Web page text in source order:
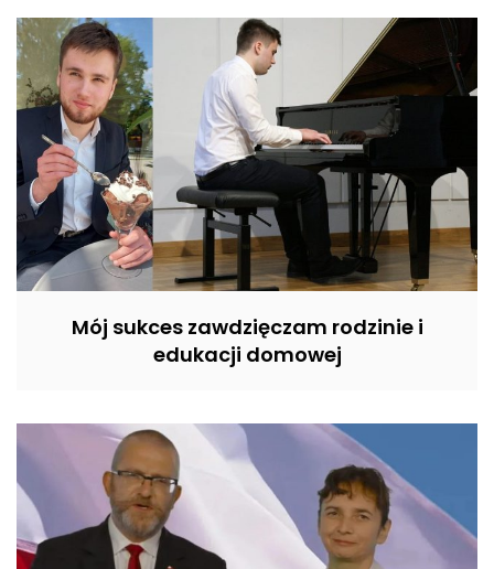
Mój sukces zawdzięczam rodzinie i
edukacji domowej